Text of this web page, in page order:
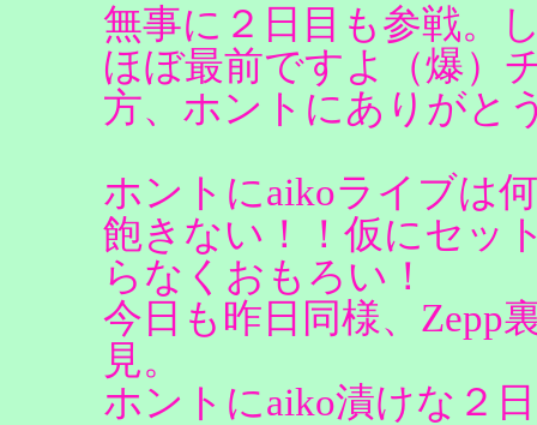
無事に２日目も参戦。
ほぼ最前ですよ（爆）
方、ホントにありがと
ホントにaikoライブは
飽きない！！仮にセッ
らなくおもろい！
今日も昨日同様、Zepp
見。
ホントにaiko漬けな２